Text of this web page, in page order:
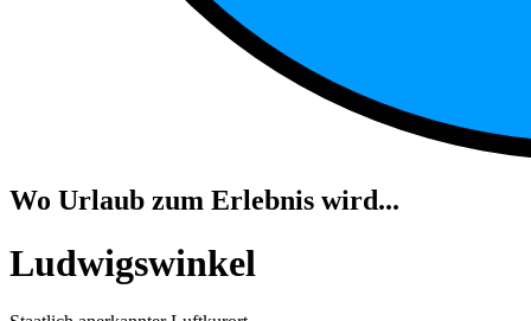
Wo Urlaub zum Erlebnis wird...
Ludwigswinkel